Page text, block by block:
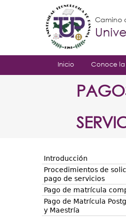
Camino
Inicio Conoce la
Introducción
Procedimientos de
pago de servicios
Pago de matrícula
Pago de Matrícula
y Maestría